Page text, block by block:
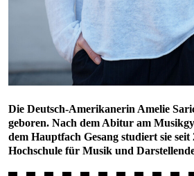
Die Deutsch-Amerikanerin Amelie
geboren. Nach dem Abitur am
dem Hauptfach Gesang studiert sie seit
Hochschule für Musik und